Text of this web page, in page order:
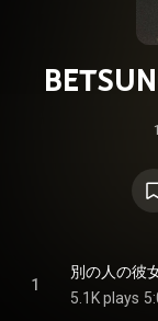
1
5.1K plays